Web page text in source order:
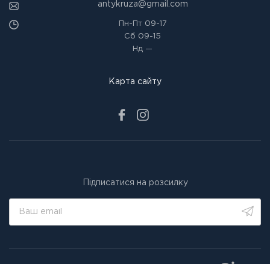
antykruza@gmail.com
Пн-Пт09-17
Сб 09-15
Нд —
Карта сайту
Підписатися на розсилку